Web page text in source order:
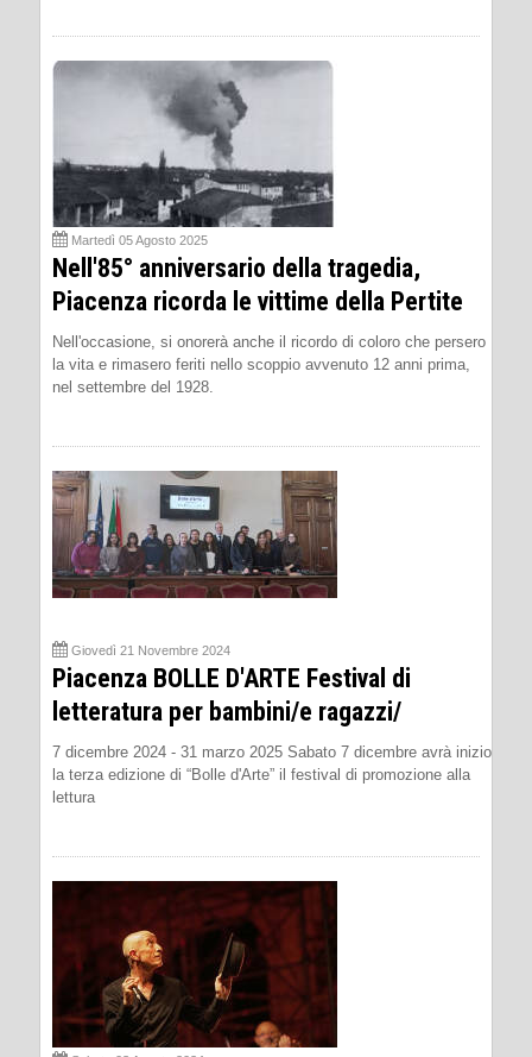
Martedì 05 Agosto 2025
Nell'85° anniversario della tragedia,
Piacenza ricorda le vittime della Pertite
Nell'occasione, si onorerà anche il ricordo di coloro che persero
la vita e rimasero feriti nello scoppio avvenuto 12 anni prima,
nel settembre del 1928.
Giovedì 21 Novembre 2024
Piacenza BOLLE D'ARTE Festival di
letteratura per bambini/e ragazzi/
7 dicembre 2024 - 31 marzo 2025 Sabato 7 dicembre avrà inizio
la terza edizione di “Bolle d'Arte” il festival di promozione alla
lettura